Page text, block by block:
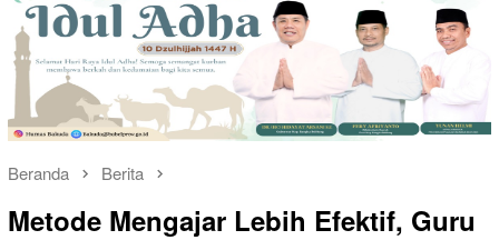
Beranda Berita
Metode Mengajar Lebih Efektif, Guru